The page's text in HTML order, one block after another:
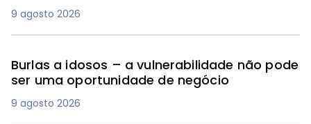
9 agosto 2026
Burlas a idosos – a vulnerabilidade não pode
ser uma oportunidade de negócio
9 agosto 2026